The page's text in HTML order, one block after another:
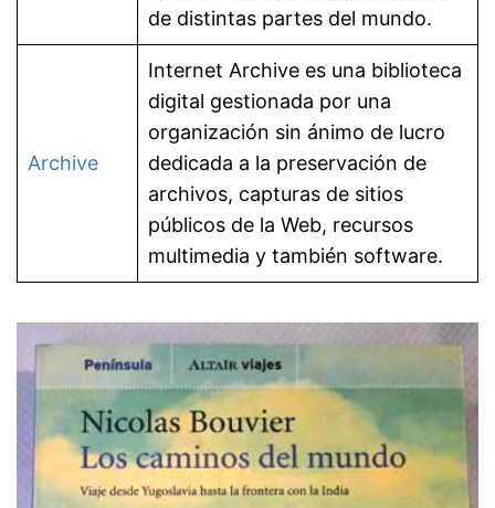
de distintas partes del mundo.
Archive
Internet Archive es una biblioteca
digital gestionada por una
organización sin ánimo de lucro
dedicada a la preservación de
archivos, capturas de sitios
públicos de la Web, recursos
multimedia y también software.